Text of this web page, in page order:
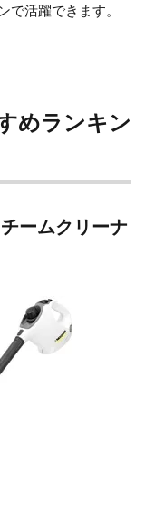
で活躍できます。
めランキン
ームクリーナ